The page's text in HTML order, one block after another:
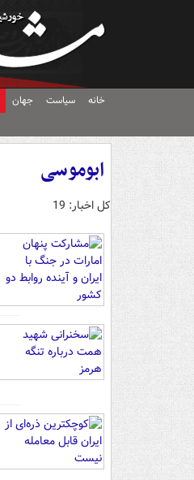
خانه سیاست جهان
ابوموسی
کل اخبار: 19